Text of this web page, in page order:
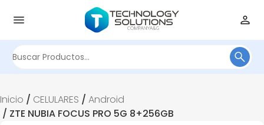
Inicio / CELULARES / Android
/ ZTE NUBIA FOCUS PRO 5G 8+256GB
¡Oferta!